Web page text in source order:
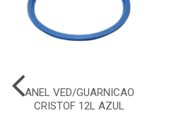
ANEL VED/GUARNICAO
CRISTOF 12L AZUL